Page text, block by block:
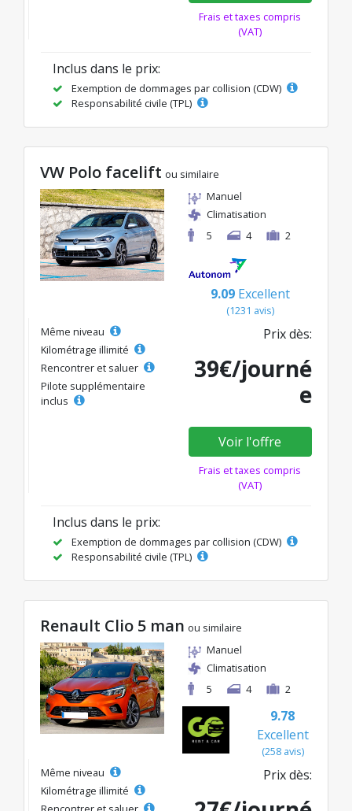
Frais et taxes compris
(VAT)
Inclus dans le prix:
Exemption de dommages par collision (CDW)
Responsabilité civile (TPL)
VW Polo facelift ou similaire
Manuel
Climatisation
5
4 2
9.09 Excellent
(1231 avis)
Même niveau
Kilométrage illimité
Rencontrer et saluer
Pilote supplémentaire
inclus
Prix dès:
39€/journé
e
Voir l'offre
Frais et taxes compris
(VAT)
Inclus dans le prix:
Exemption de dommages par collision (CDW)
Responsabilité civile (TPL)
Renault Clio 5 man ou similaire
Manuel
Climatisation
5
4 2
9.78
Excellent
(258 avis)
Même niveau
Kilométrage illimité
Prix dès: